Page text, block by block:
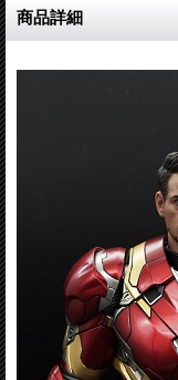
商品詳細